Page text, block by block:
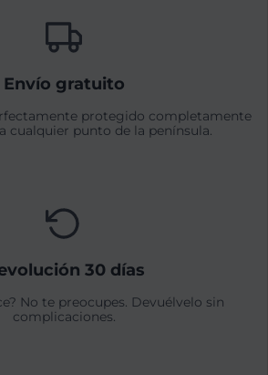
Envío gratuito
protegido completamente
cualquier punto de la península.
30 días
No te preocupes. Devuélvelo sin
complicaciones.